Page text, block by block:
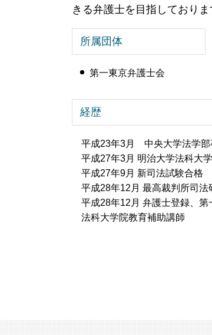
きる弁護士を目指しており
所属団体
第一東京弁護士会
経歴
平成23年3月 中央大学法学部
平成27年3月 明治大学法科大
平成27年9月 新司法試験合格
平成28年12月 最高裁判所司法
平成28年12月 弁護士登録、
法科大学院教育補助講師